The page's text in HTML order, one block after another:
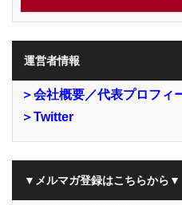
運営者情報
＞会社概要／代表プロフィ
＞Twitter
▼メルマガ登録はこちらから▼